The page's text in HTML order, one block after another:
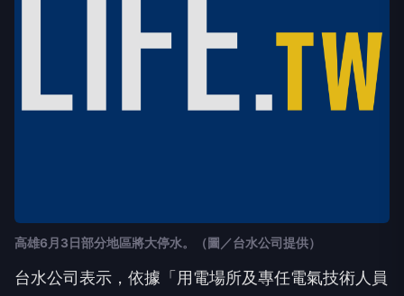
高雄6月3日部分地區將大停水。（圖／台水公司提供）
台水公司表示，依據「用電場所及專任電氣技術人員